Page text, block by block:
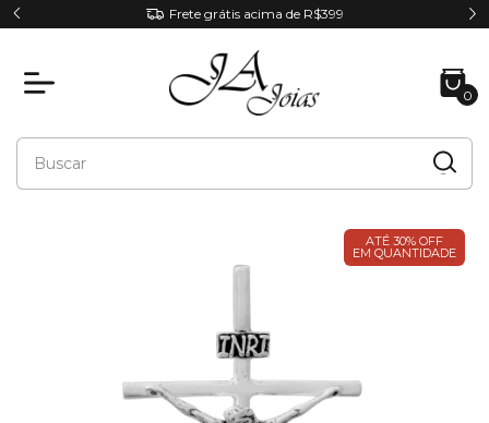
Frete grátis acima de R$399
0
ATÉ 30% OFF
EM QUANTIDADE